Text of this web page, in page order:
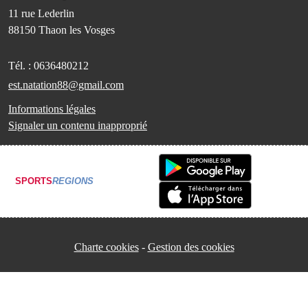
11 rue Lederlin
88150 Thaon les Vosges
Tél. : 0636480212
est.natation88@gmail.com
Informations légales
Signaler un contenu inapproprié
SPORTSREGIONS
Charte cookies Gestion des cookies